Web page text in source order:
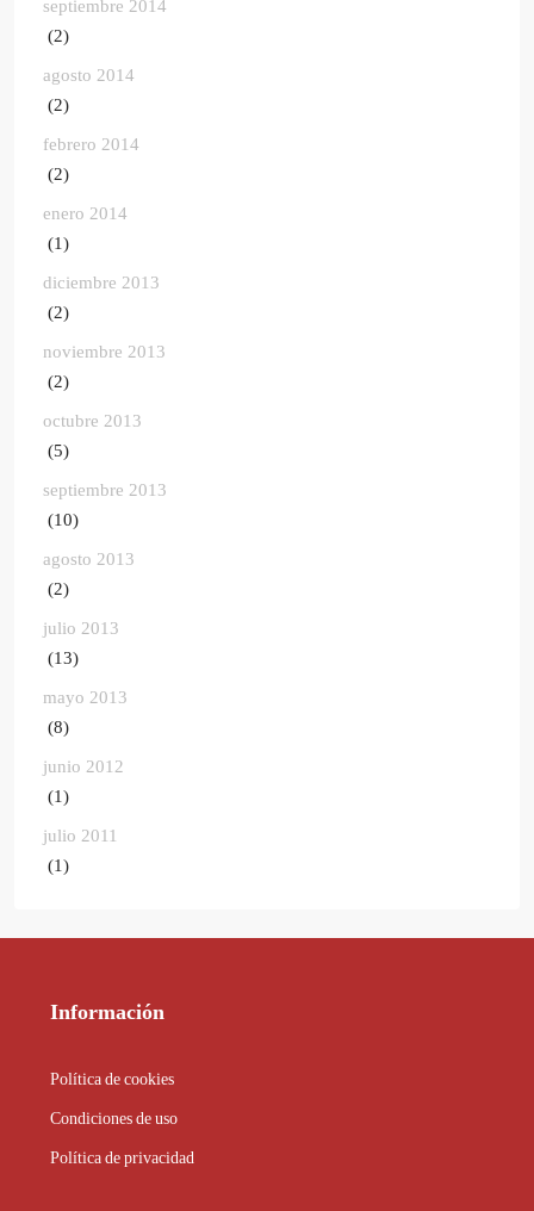
septiembre 2014
(2)
agosto 2014
(2)
febrero 2014
(2)
enero 2014
(1)
diciembre 2013
(2)
noviembre 2013
(2)
octubre 2013
(5)
septiembre 2013
(10)
agosto 2013
(2)
julio 2013
(13)
mayo 2013
(8)
junio 2012
(1)
julio 2011
(1)
Información
Política de cookies
Condiciones de uso
Política de privacidad